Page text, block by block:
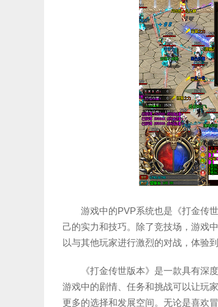
游戏中的PVP系统也是《打金传
己的实力和技巧。除了竞技场，游戏
以与其他玩家进行激烈的对战，体验
《打金传世版本》是一款具有深
游戏中的剧情、任务和挑战可以让玩
更多的选择和发展空间。无论是喜欢